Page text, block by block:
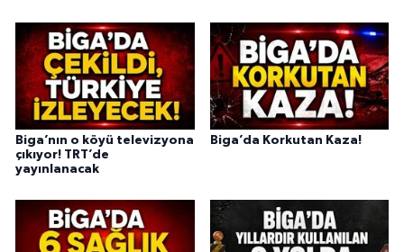
Biga’nın o köyü televizyona
çıkıyor! TRT’de
yayınlanacak
Biga’da Korkutan Kaza!